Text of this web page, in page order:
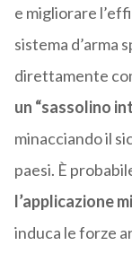
e migliorare
sistema d’arma
direttamente
un “sassolino
minacciando il
paesi. È
l’applicazione
induca le forze